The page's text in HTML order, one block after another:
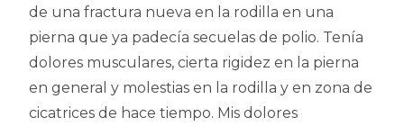
de una fractura nueva en la rodilla en una
pierna que ya padecía secuelas de polio. Tenía
dolores musculares, cierta rigidez en la pierna
en general y molestias en la rodilla y en zona de
cicatrices de hace tiempo. Mis dolores